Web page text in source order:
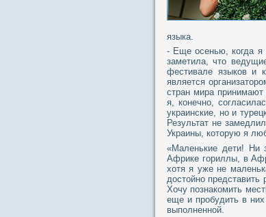
языка.
- Еще осенью, когда я
заметила, что
фестивале языков и
является
стран мира принимают
я, конечно,
украинские, но и
Результат не
Украины, которую я
«Маленькие дети!
Африке гориллы, в
хотя я уже не
достойно
Хочу познакомить
еще и пробудить в
выполненной.